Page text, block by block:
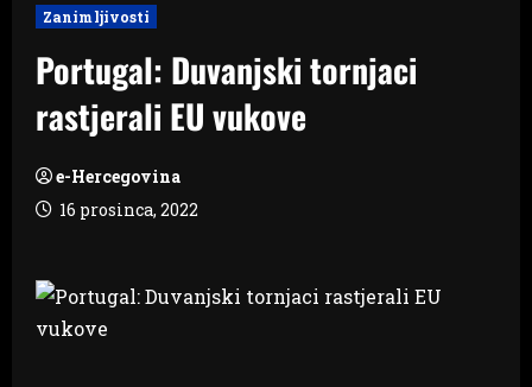
Zanimljivosti
Portugal: Duvanjski tornjaci
rastjerali EU vukove
e-Hercegovina
16 prosinca, 2022